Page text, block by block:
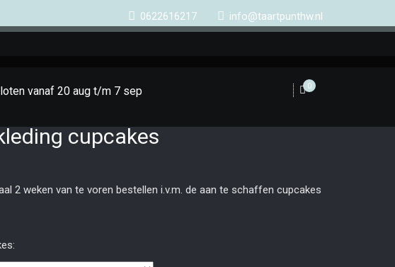
0622616217 info@taartpunthw.nl
vanaf 20 aug t/m 7 sep 0
cupcakes
2 weken van te voren bestellen i.v.m. de aan te schaffen cupcakes